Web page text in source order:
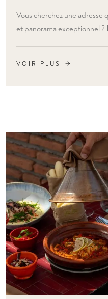
Vous cherchez une adresse
et panorama exceptionnel ?
VOIR PLUS